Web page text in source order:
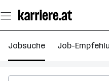
Seiteninhalt
springen
Jobsuche Job-